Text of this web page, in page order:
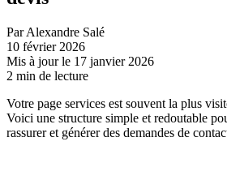
Par Alexandre Salé
10 février 2026
Mis à jour le 17 janvier 2026
2 min de lecture
Votre page services est souvent la plus
Voici une structure simple et redoutable
rassurer et générer des demandes de